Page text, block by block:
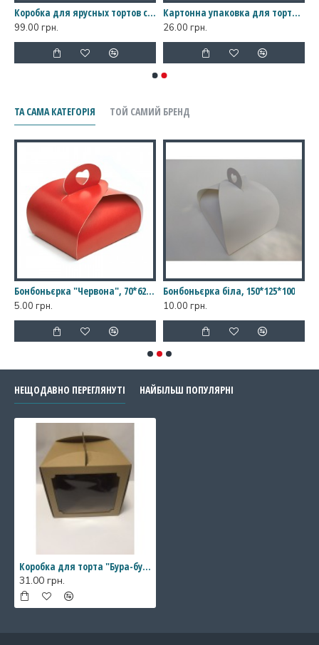
Коробка для ярусных тортов с окном, 360*360*580
99.00 грн.
Картонна упаковка для торта з вікном, 300*300*150
26.00 грн.
ТА САМА КАТЕГОРІЯ ТОЙ САМИЙ БРЕНД
Бонбоньєрка "Червона", 70*62*37
5.00 грн.
Бонбоньєрка біла, 150*125*100
10.00 грн.
НЕЩОДАВНО ПЕРЕГЛЯНУТІ НАЙБІЛЬШ ПОПУЛЯРНІ
Коробка для торта "Бура-бура" з квадратним вікном, 300*300*300 мм
31.00 грн.